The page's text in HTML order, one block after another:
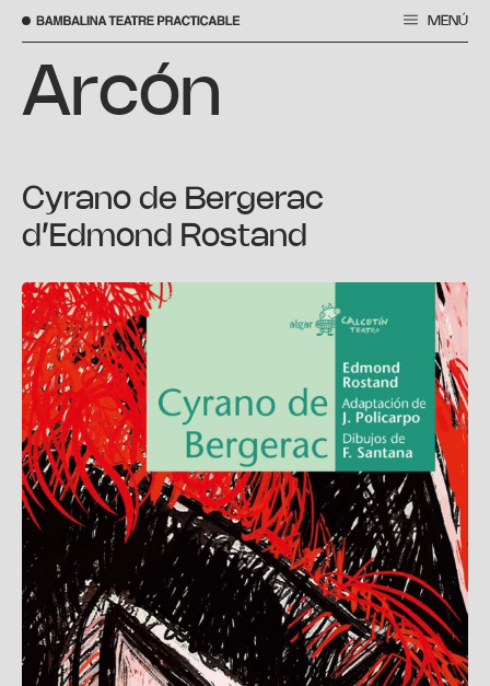
Skip
content
MENÚ
Arcón
Cyrano de Bergerac
d’Edmond Rostand